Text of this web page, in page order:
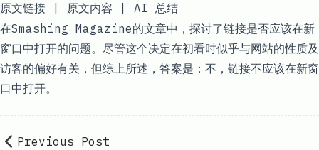
原文链接 原文内容
AI 总结
在Smashing Magazine的文章中，探讨了链接是否应该在新
窗口中打开的问题。尽管这个决定在初看时似乎与网站的性质及
访客的偏好有关，但综上所述，答案是：不，链接不应该在新窗
口中打开。
Previous Post